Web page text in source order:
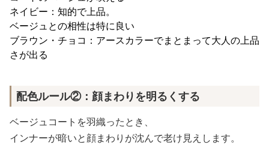
ネイビー：知的で上品。
ベージュとの相性は特に良い
ブラウン・チョコ：アースカラーでまとまって大人の上品
さが出る
配色ルール②：顔まわりを明るくする
ベージュコートを羽織ったとき、
インナーが暗いと顔まわりが沈んで老け見えします。